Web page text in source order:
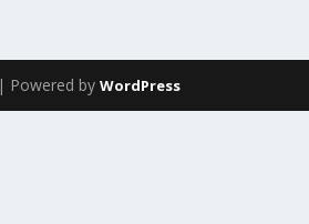
| Powered byWordPress